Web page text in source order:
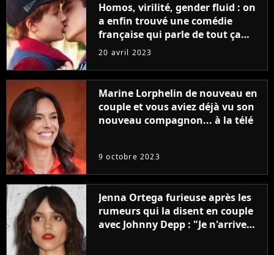
Homos, virilité, gender fluid : on
a enfin trouvé une comédie
française qui parle de tout ça
sans être super ringarde
20 avril 2023
Marine Lorphelin de nouveau en
couple et vous aviez déjà vu son
nouveau compagnon... à la télé
9 octobre 2023
Jenna Ortega furieuse après les
rumeurs qui la disent en couple
avec Johnny Depp : "Je n'arrive